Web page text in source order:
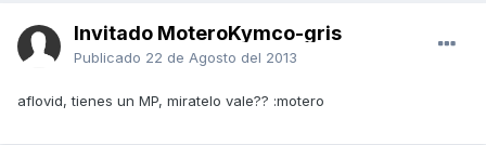
Invitado MoteroKymco-gris
Publicado 22 de Agosto del 2013
aflovid, tienes un MP, miratelo vale?? :motero